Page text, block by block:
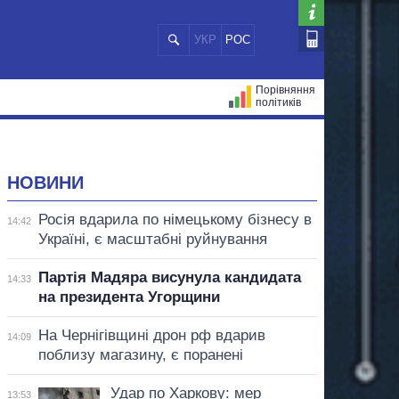
УКР РОС
Порівняння
політиків
НОВИНИ
14:42
Росія вдарила по німецькому бізнесу в
Україні, є масштабні руйнування
14:33
Партія Мадяра висунула кандидата
на президента Угорщини
14:09
На Чернігівщині дрон рф вдарив
поблизу магазину, є поранені
13:53
Удар по Харкову: мер